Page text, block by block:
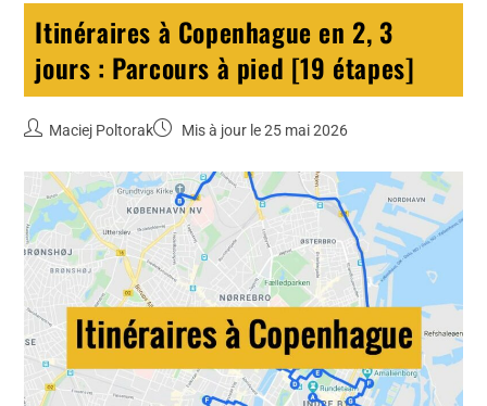
Itinéraires à Copenhague en 2, 3
jours : Parcours à pied [19 étapes]
Maciej Poltorak Mis à jour le 25 mai 2026